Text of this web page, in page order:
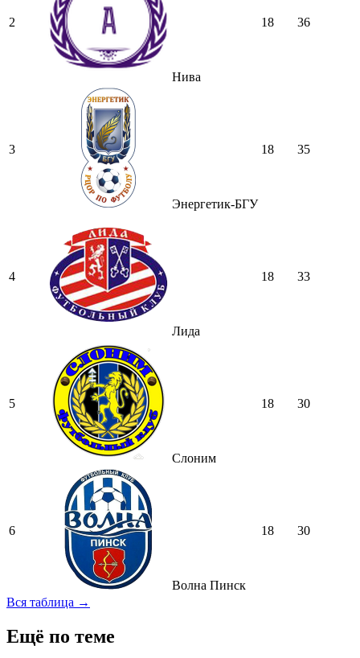
2
Нива
18 36
3
Энергетик-БГУ
18 35
4
Лида
18 33
5
Слоним
18 30
6
Волна Пинск
18 30
Вся таблица →
Ещё по теме